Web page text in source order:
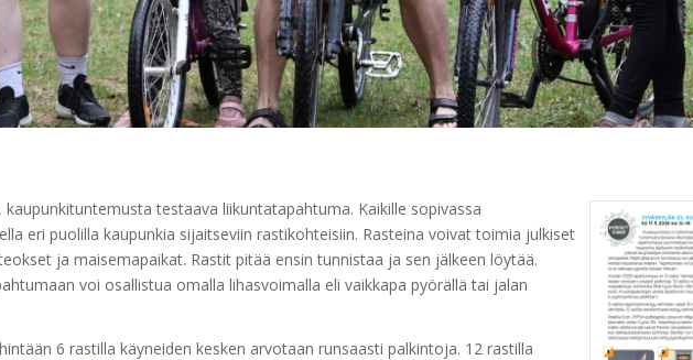
testaava liikuntatapahtuma. Kaikille sopivassa
eri puolilla kaupunkia sijaitseviin rastikohteisiin. Rasteina voivat toimia julkiset
ja maisemapaikat. Rastit pitää ensin tunnistaa ja sen jälkeen löytää.
voi osallistua omalla lihasvoimalla eli vaikkapa pyörällä tai jalan
6 rastilla käyneiden kesken arvotaan runsaasti palkintoja. 12 rastilla